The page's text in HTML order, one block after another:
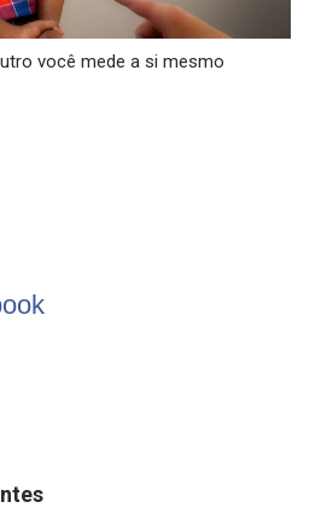
você mede a si mesmo